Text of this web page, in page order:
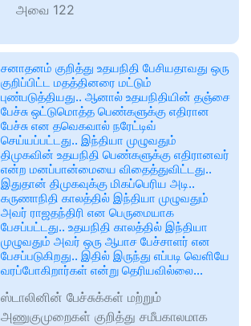
அவை 122
சனாதனம் குறித்து உதயநிதி பேசியதாவது ஒரு
குறிப்பிட்ட மதத்தினரை மட்டும்
புண்படுத்தியது.. ஆனால் உதயநிதியின் தஞ்சை
பேச்சு ஒட்டுமொத்த பெண்களுக்கு எதிரான
பேச்சு என தவெகவால் நரேட்டிவ்
செய்யப்பட்டது.. இந்தியா முழுவதும்
திமுகவின் உதயநிதி பெண்களுக்கு எதிரானவர்
என்ற மனப்பான்மையை விதைத்துவிட்டது..
இதுதான் திமுகவுக்கு மிகப்பெரிய அடி..
கருணாநிதி காலத்தில் இந்தியா முழுவதும்
அவர் ராஜதந்திரி என பெருமையாக
பேசப்பட்டது.. உதயநிதி காலத்தில் இந்தியா
முழுவதும் அவர் ஒரு ஆபாச பேச்சாளர் என
பேசப்படுகிறது.. இதில் இருந்து எப்படி வெளியே
வரப்போகிறார்கள் என்று தெரியவில்லை…
ஸ்டாலினின் பேச்சுக்கள் மற்றும்
அணுகுமுறைகள் குறித்து சமீபகாலமாக